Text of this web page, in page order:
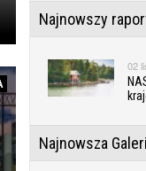
Najnowszy
02
Najnowsza